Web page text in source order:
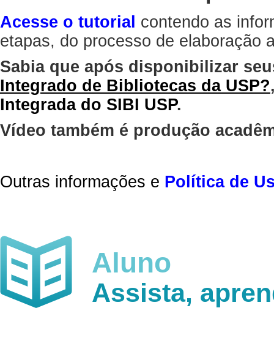
Acesse o tutorial contendo as
etapas, do processo de elaboração
Sabia que após disponibilizar
Integrado de Bibliotecas da USP?
Integrada do SIBI USP.
Vídeo também é produção
Outras informações e Política de
Aluno
Assista,